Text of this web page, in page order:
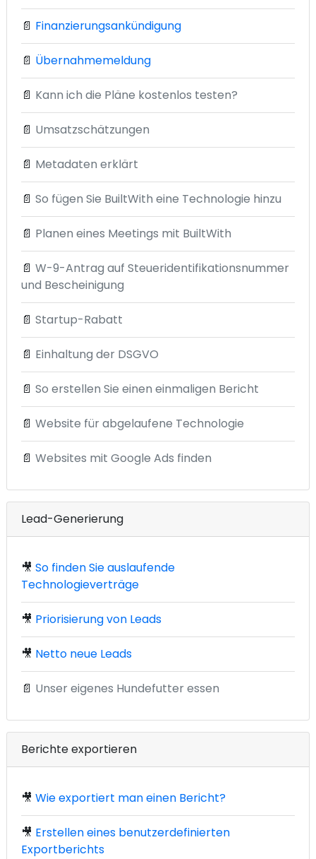
📄 Finanzierungsankündigung
📄 Übernahmemeldung
📄 Kann ich die Pläne kostenlos testen?
📄 Umsatzschätzungen
📄 Metadaten erklärt
📄 So fügen Sie BuiltWith eine Technologie hinzu
📄 Planen eines Meetings mit BuiltWith
📄 W-9-Antrag auf Steueridentifikationsnummer
und Bescheinigung
📄 Startup-Rabatt
📄 Einhaltung der DSGVO
📄 So erstellen Sie einen einmaligen Bericht
📄 Website für abgelaufene Technologie
📄 Websites mit Google Ads finden
Lead-Generierung
🎥 So finden Sie auslaufende
Technologieverträge
🎥 Priorisierung von Leads
🎥 Netto neue Leads
📄 Unser eigenes Hundefutter essen
Berichte exportieren
🎥 Wie exportiert man einen Bericht?
🎥 Erstellen eines benutzerdefinierten
Exportberichts